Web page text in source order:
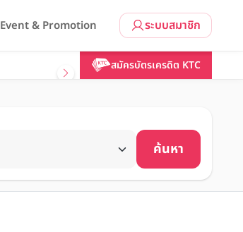
ระบบสมาชิก
Event & Promotion
สมัครบัตรเครดิต KTC
ค้นหา